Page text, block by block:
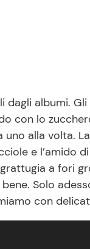
dagli albumi.
con lo
uno alla volta.
e l’amido
a fori
Solo
con